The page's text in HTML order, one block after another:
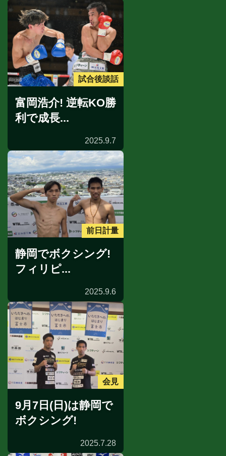
試合後談話
富岡浩介! 逆転KO勝
利で成長...
2025.9.7
前日計量
静岡でボクシング!
フィリピ...
2025.9.6
会見
9月7日(日)は静岡で
ボクシング!
2025.7.28